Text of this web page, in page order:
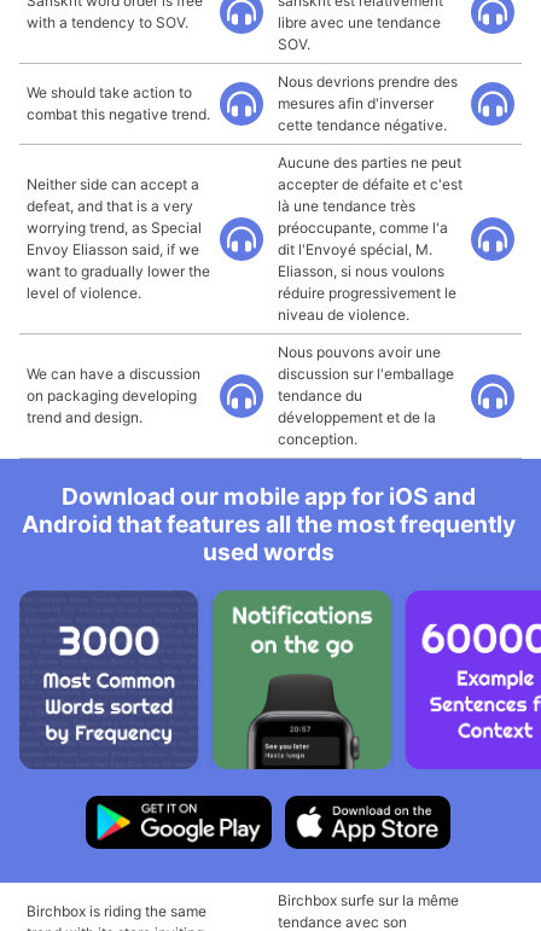
with a tendency to SOV.
libre avec une tendance
SOV.
We should take action to
combat this negative trend.
Nous devrions prendre des
mesures afin d'inverser
cette tendance négative.
Neither side can accept a
defeat, and that is a very
worrying trend, as Special
Envoy Eliasson said, if we
want to gradually lower the
level of violence.
Aucune des parties ne peut
accepter de défaite et c'est
là une tendance très
préoccupante, comme l'a
dit l'Envoyé spécial, M.
Eliasson, si nous voulons
réduire progressivement le
niveau de violence.
We can have a discussion
on packaging developing
trend and design.
Nous pouvons avoir une
discussion sur l'emballage
tendance du
développement et de la
conception.
Download our mobile app for iOS and
Android that features all the most frequently
used words
Birchbox is riding the same
Birchbox surfe sur la même
tendance avec son